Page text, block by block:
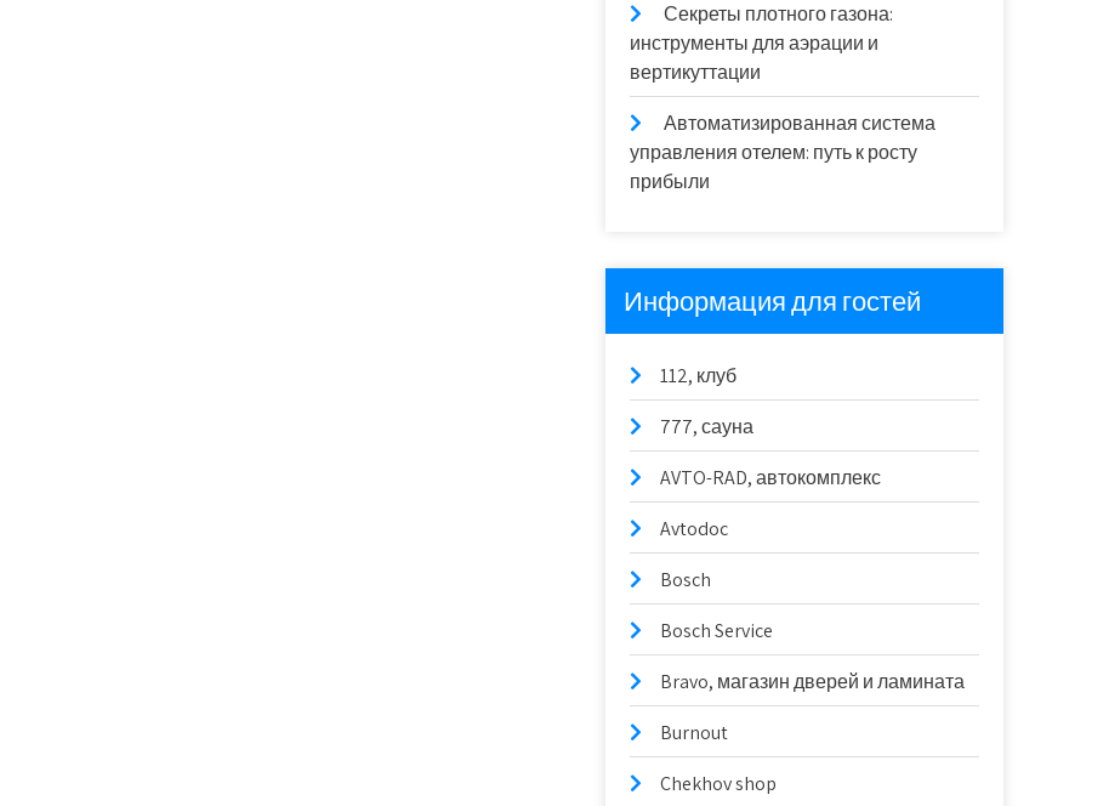
Секреты плотного газона:
инструменты для аэрации и
вертикуттации
Автоматизированная система
управления отелем: путь к росту
прибыли
Информация для гостей
112, клуб
777, сауна
AVTO-RAD, автокомплекс
Avtodoc
Bosch
Bosch Service
Bravo, магазин дверей и ламината
Burnout
Chekhov shop